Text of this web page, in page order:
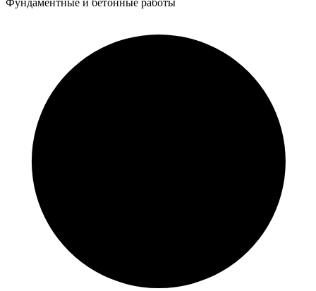
Фундаментные и бетонные работы